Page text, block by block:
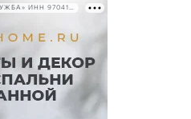
РЕКЛАМА • ООО «ДРУЖБА» ИНН 9704146411